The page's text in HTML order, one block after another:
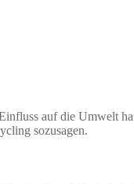
auf die Umwelt
sozusagen.